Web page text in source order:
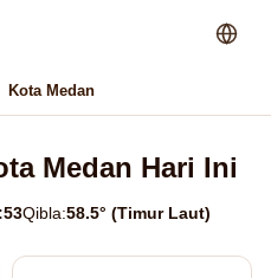
Kota Medan
Medan Hari Ini
Qibla:58.5° (Timur Laut)